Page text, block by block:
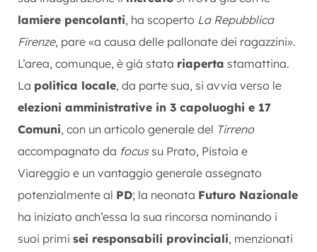
lamiere pencolanti, ha scoperto La Repubblica
Firenze, pare «a causa delle pallonate dei ragazzini».
L’area, comunque, è già stata riaperta stamattina.
La politica locale, da parte sua, si avvia verso le
elezioni amministrative in 3 capoluoghi e 17
Comuni, con un articolo generale del Tirreno
accompagnato da focussu Prato, Pistoia e
Viareggio e un vantaggio generale assegnato
potenzialmente al PD; la neonata Futuro Nazionale
ha iniziato anch’essa la sua rincorsa nominando i
suoi primi sei responsabili provinciali, menzionati